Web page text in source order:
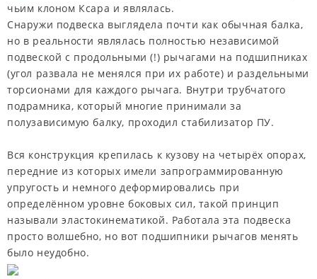
чьим клоном Ксара и являлась.
Снаружи подвеска выглядела почти как обычная балка,
но в реальности являлась полностью независимой
подвеской с продольными (!) рычагами на подшипниках
(угол развала не менялся при их работе) и раздельными
торсионами для каждого рычага. Внутри трубчатого
подрамника, который многие принимали за
полузависимую балку, проходил стабилизатор ПУ.
Вся конструкция крепилась к кузову на четырёх опорах,
передние из которых имели запрограммированную
упругость и немного деформировались при
определённом уровне боковых сил, такой принцип
называли эластокинематикой. Работала эта подвеска
просто волшебно, но вот подшипники рычагов менять
было неудобно.